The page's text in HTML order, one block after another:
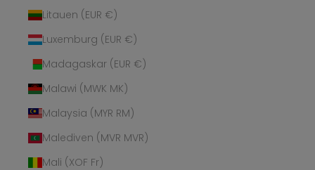
Litauen (EUR €)
Luxemburg (EUR €)
Madagaskar (EUR €)
Malawi (MWK MK)
Malaysia (MYR RM)
Malediven (MVR MVR)
Mali (XOF Fr)